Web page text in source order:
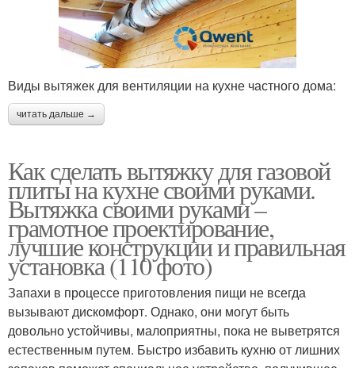
Виды вытяжек для вентиляции на кухне частного дома:
читать дальше →
Как сделать вытяжку для газовой
плиты на кухне своими руками.
Вытяжка своими руками –
грамотное проектирование,
лучшие конструкции и правильная
установка (110 фото)
Запахи в процессе приготовления пищи не всегда
вызывают дискомфорт. Однако, они могут быть
довольно устойчивы, малоприятны, пока не выветрятся
естественным путем. Быстро избавить кухню от лишних